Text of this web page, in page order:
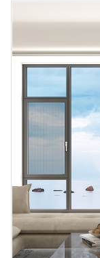
comhpháirteacha
bheith coplanar, le
bhfuil an glanadh